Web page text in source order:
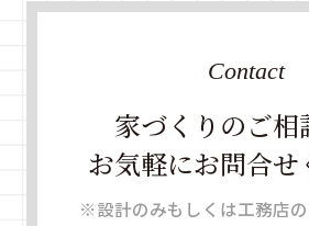
家づくりのご相
お気軽にお問合せ
Contact
※設計のみもしくは工務店